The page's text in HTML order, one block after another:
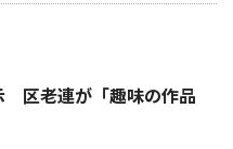
区老連が「趣味の作品